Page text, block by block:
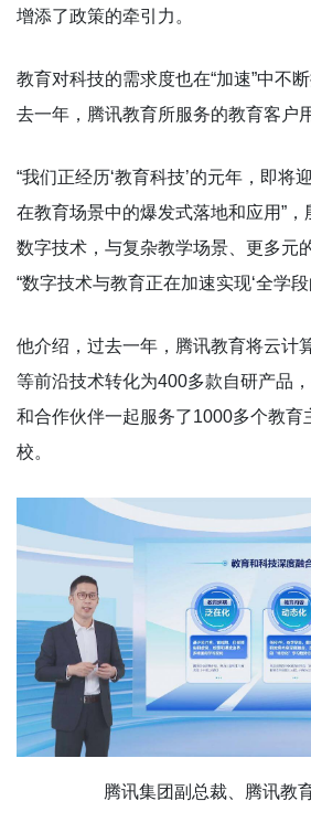
增添了政策的牵引力。
教育对科技的需求度也在“加速”中不
去一年，腾讯教育所服务的教育客户
“我们正经历‘教育科技’的元年，即将
在教育场景中的爆发式落地和应用”
数字技术，与复杂教学场景、更多元
“数字技术与教育正在加速实现‘全学段
他介绍，过去一年，腾讯教育将云计
等前沿技术转化为400多款自研产品
和合作伙伴一起服务了1000多个教育
校。
腾讯集团副总裁、腾讯教